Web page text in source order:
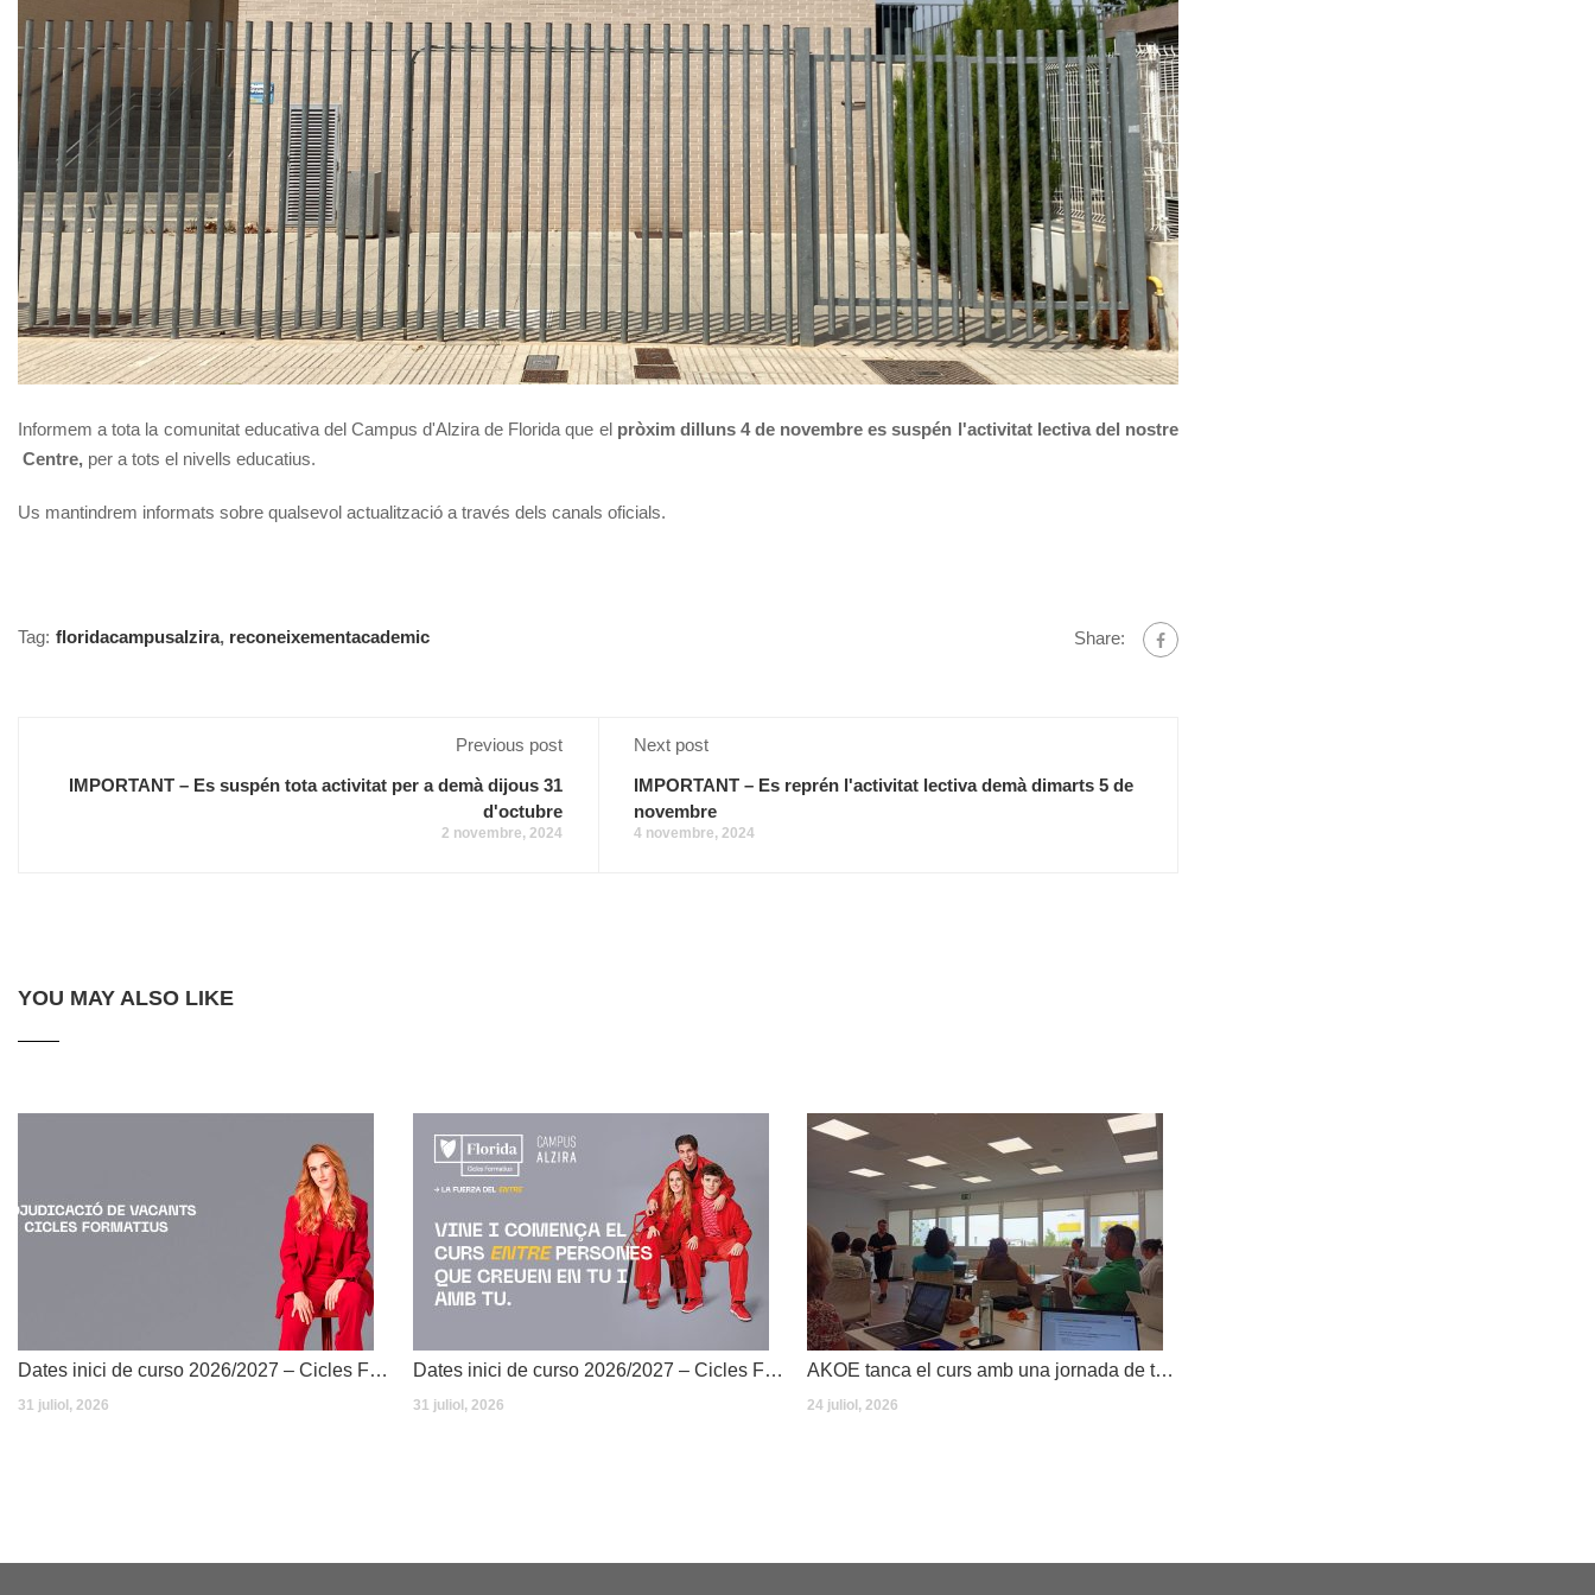
Informem a tota la comunitat educativa del Campus d'Alzira de Florida que el pròxim dilluns 4 de novembre es suspén l'activitat lectiva del nostre
Centre, per a tots el nivells educatius.
Us mantindrem informats sobre qualsevol actualització a través dels canals oficials.
Tag: floridacampusalzira, reconeixementacademic Share:
Previous post
IMPORTANT – Es suspén tota activitat per a demà dijous 31
d'octubre
2 novembre, 2024
Next post
IMPORTANT – Es reprén l'activitat lectiva demà dimarts 5 de
novembre
4 novembre, 2024
YOU MAY ALSO LIKE
Dates inici de curso 2026/2027 – Cicles Formatius
31 juliol, 2026
Dates inici de curso 2026/2027 – Cicles Formatius
31 juliol, 2026
AKOE tanca el curs amb una jornada de treball compartit i dona la benvinguda a una nova cooperativa
24 juliol, 2026